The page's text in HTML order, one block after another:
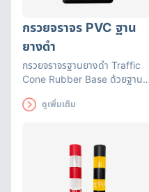
กรวยจราจร PVC ฐาน
ยางดำ
กรวยจราจรฐานยางดำ Traffic
Cone Rubber Base ด้วยฐาน
แถบสะท้อนแสงแถบใหญ่มองเห็น
ดูเพิ่มเติม